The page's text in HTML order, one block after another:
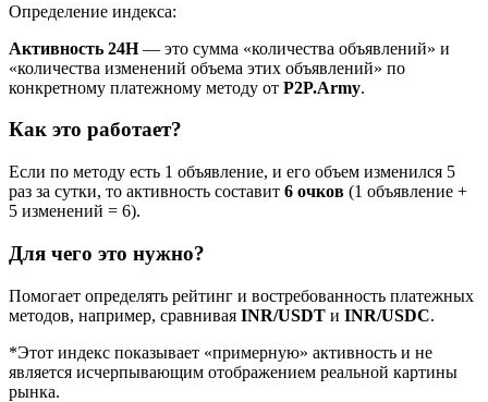
Определение индекса:
Активность 24H— это сумма «количества объявлений» и
«количества изменений объема этих объявлений» по
конкретному платежному методу от P2P.Army.
Как это работает?
Если по методу есть 1 объявление, и его объем изменился 5
раз за сутки, то активность составит 6 очков (1 объявление +
5 изменений = 6).
Для чего это нужно?
Помогает определять рейтинг и востребованность платежных
методов, например, сравнивая INR/USDT и INR/USDC.
*Этот индекс показывает «примерную» активность и не
является исчерпывающим отображением реальной картины
рынка.